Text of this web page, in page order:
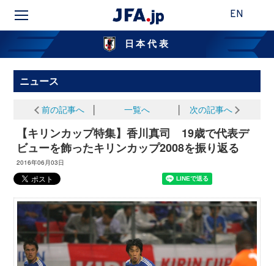
EN
日本代表
ニュース
前の記事へ 一覧へ 次の記事へ
【キリンカップ特集】香川真司 19歳で代表デ
ビューを飾ったキリンカップ2008を振り返る
2016年06月03日